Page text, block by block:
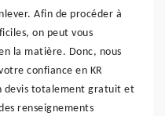
Afin de procéder à
on peut vous
la matière. Donc, nous
confiance en KR
devis totalement gratuit et
renseignements